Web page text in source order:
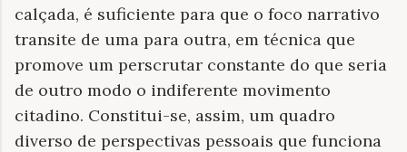
calçada, é suficiente para que o foco narrativo
transite de uma para outra, em técnica que
promove um perscrutar constante do que seria
de outro modo o indiferente movimento
citadino. Constitui-se, assim, um quadro
diverso de perspectivas pessoais que funciona